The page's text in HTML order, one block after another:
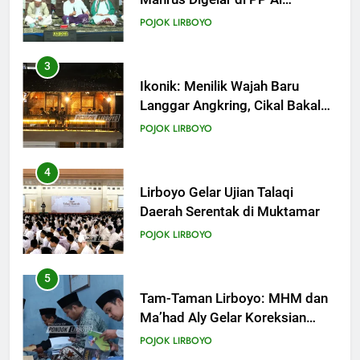
Ponpes Lirboyo yang Selesai
POJOK LIRBOYO
4
Lirboyo Gelar Ujian Talaqi
Daerah Serentak di Muktamar
POJOK LIRBOYO
5
Tam-Taman Lirboyo: MHM dan
Ma’had Aly Gelar Koreksian
Kitab Semester Ganjil
POJOK LIRBOYO
6
Mudir Aam Ma’had Aly
Sampaikan Pentingnya
Mempelajari Ilmu Hadis Dalam
POJOK LIRBOYO